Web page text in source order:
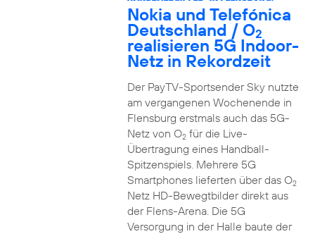
Nokia und Telefónica
Deutschland / O2
realisieren 5G Indoor-
Netz in Rekordzeit
Der PayTV-Sportsender Sky nutzte
am vergangenen Wochenende in
Flensburg erstmals auch das 5G-
Netz von O2für die Live-
Übertragung eines Handball-
Spitzenspiels. Mehrere 5G
Smartphones lieferten über das O2
Netz HD-Bewegtbilder direkt aus
der Flens-Arena. Die 5G
Versorgung in der Halle baute der